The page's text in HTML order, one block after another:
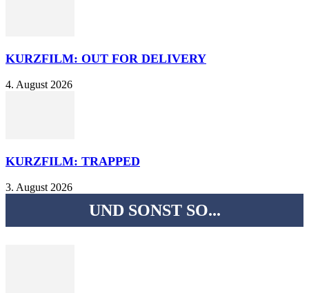
KURZFILM: OUT FOR DELIVERY
4. August 2026
KURZFILM: TRAPPED
3. August 2026
UND SONST SO...